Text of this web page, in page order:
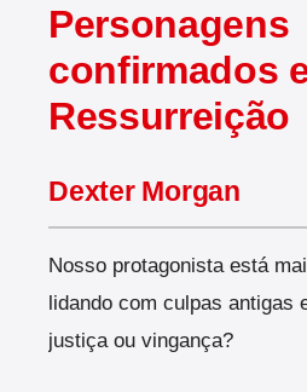
Personagens
confirmados
Ressurreição
Dexter Morgan
Nosso protagonista está
lidando com culpas antigas
justiça ou vingança?